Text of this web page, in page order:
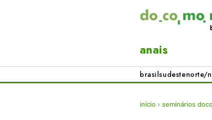
anais
brasilsudestenorte/
início › seminários